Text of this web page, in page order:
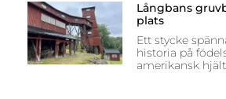
Långbans
plats
Ett stycke
historia på
amerikansk